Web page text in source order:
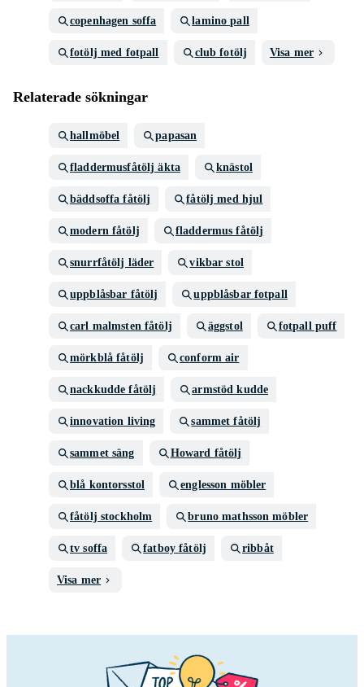
copenhagen soffa lamino pall
fotölj med fotpall club fotölj Visa mer
Relaterade sökningar
hallmöbel papasan
fladdermusfåtölj äkta knästol
bäddsoffa fåtölj fåtölj med hjul
modern fåtölj fladdermus fåtölj
snurrfåtölj läder vikbar stol
uppblåsbar fåtölj uppblåsbar fotpall
carl malmsten fåtölj äggstol fotpall puff
mörkblå fåtölj conform air
nackkudde fåtölj armstöd kudde
innovation living sammet fåtölj
sammet säng Howard fåtölj
blå kontorsstol englesson möbler
fåtölj stockholm bruno mathsson möbler
tv soffa fatboy fåtölj ribbåt
Visa mer